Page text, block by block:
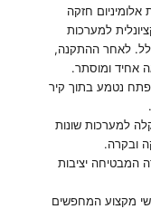
מסגרת אלומיניום חזקה
למערכות
לאחר ההתקנה,
אחיד ומוסתר.
נטמע בתוך קיר
למערכות שונות
ובקרה.
המבטיחה יציבות
מקצוע המחפשים